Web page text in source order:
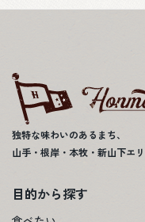
独特な味わいのあるまち、
山手・根岸・本牧・新山下エ
目的から探す